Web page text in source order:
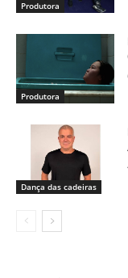
Produtora
Produtora
Dança das cadeiras